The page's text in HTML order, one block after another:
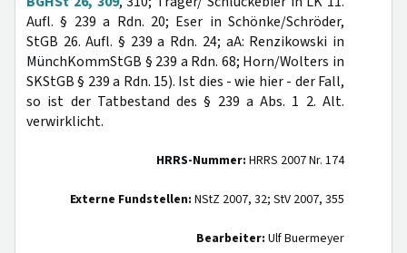
Aufl. § 239 a Rdn. 20; Eser in Schönke/Schröder,
StGB 26. Aufl. § 239 a Rdn. 24; aA: Renzikowski in
MünchKommStGB § 239 a Rdn. 68; Horn/Wolters in
SKStGB § 239 a Rdn. 15). Ist dies - wie hier - der Fall,
so ist der Tatbestand des § 239 a Abs. 1 2. Alt.
verwirklicht.
HRRS-Nummer: HRRS 2007 Nr. 174
Externe Fundstellen: NStZ 2007, 32; StV 2007, 355
Bearbeiter: Ulf Buermeyer